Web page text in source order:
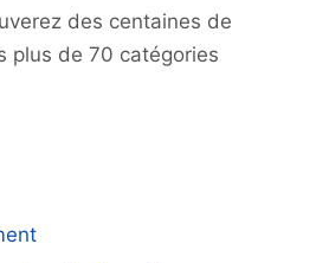
des centaines de
plus de 70 catégories